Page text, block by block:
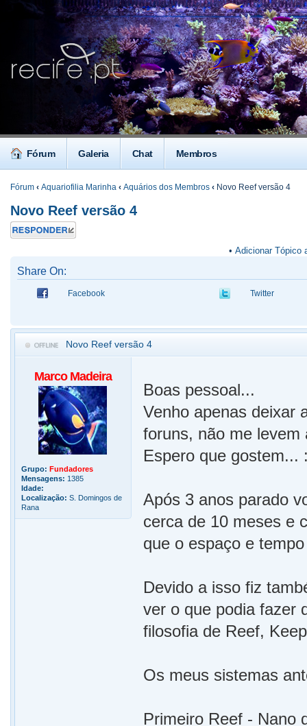
Fórum Galeria Chat Membros
Fórum ‹ Aquariofilia Marinha ‹ Aquários dos Membros ‹ Novo Reef versão 4
Novo Reef versão 4
Responder
• Adicionar Tópico
Share On:
Facebook Twitter
Novo Reef versão 4
Marco Madeira
Grupo: Fundadores
Mensagens: 1385
Idade:
Localização: S. Domingos de
Rana
Boas pessoal...
Venho apenas deixar
foruns, não me
Espero que gostem...
Após 3 anos parado
cerca de 10 meses e
que o espaço e
Devido a isso fiz
ver o que podia fazer
filosofia de Reef,
Os meus sistemas
Primeiro Reef - Nano